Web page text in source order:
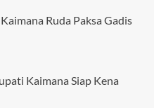
Ruda Paksa Gadis
Kaimana Siap Kena